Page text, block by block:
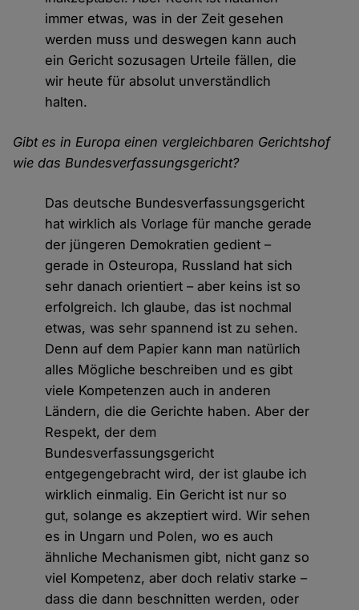
immer etwas, was in der Zeit gesehen
werden muss und deswegen kann auch
ein Gericht sozusagen Urteile fällen, die
wir heute für absolut unverständlich
halten.
Gibt es in Europa einen vergleichbaren Gerichtshof
wie das Bundesverfassungsgericht?
Das deutsche Bundesverfassungsgericht
hat wirklich als Vorlage für manche gerade
der jüngeren Demokratien gedient –
gerade in Osteuropa, Russland hat sich
sehr danach orientiert – aber keins ist so
erfolgreich. Ich glaube, das ist nochmal
etwas, was sehr spannend ist zu sehen.
Denn auf dem Papier kann man natürlich
alles Mögliche beschreiben und es gibt
viele Kompetenzen auch in anderen
Ländern, die die Gerichte haben. Aber der
Respekt, der dem
Bundesverfassungsgericht
entgegengebracht wird, der ist glaube ich
wirklich einmalig. Ein Gericht ist nur so
gut, solange es akzeptiert wird. Wir sehen
es in Ungarn und Polen, wo es auch
ähnliche Mechanismen gibt, nicht ganz so
viel Kompetenz, aber doch relativ starke –
dass die dann beschnitten werden, oder